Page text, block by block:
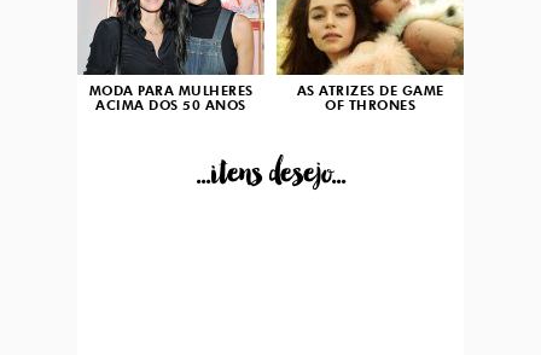
MODA PARA MULHERES
ACIMA DOS 50 ANOS
AS ATRIZES DE GAME
OF THRONES
...itens desejo...